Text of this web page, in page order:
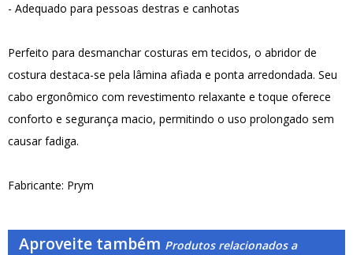
- Adequado para pessoas destras e canhotas
Perfeito para desmanchar costuras em tecidos, o abridor de
costura destaca-se pela lâmina afiada e ponta arredondada. Seu
cabo ergonômico com revestimento relaxante e toque oferece
conforto e segurança macio, permitindo o uso prolongado sem
causar fadiga.
Fabricante: Prym
Aproveite também Produtos relacionados a